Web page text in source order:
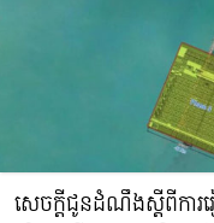
សេចក្តីជូនដំណឹងស្តីពីកា